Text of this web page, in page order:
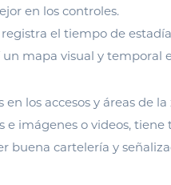
en los controles.
el tiempo de
mapa visual y temporal
los accesos y áreas de
e imágenes o videos,
buena cartelería y